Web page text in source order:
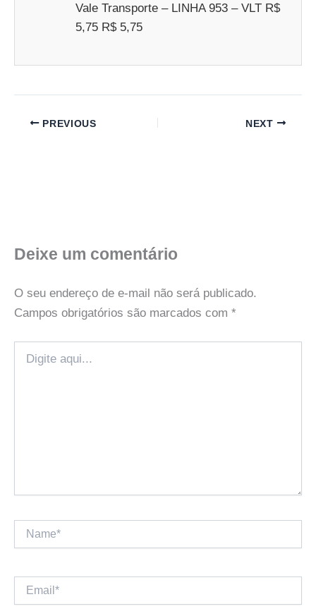
Vale Transporte – LINHA 953 – VLT R$
5,75 R$ 5,75
PREVIOUS NEXT
Deixe um comentário
O seu endereço de e-mail não será publicado.
Campos obrigatórios são marcados com *
aqui...
Name*